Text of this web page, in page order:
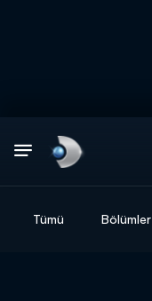
Tümü Bölümler